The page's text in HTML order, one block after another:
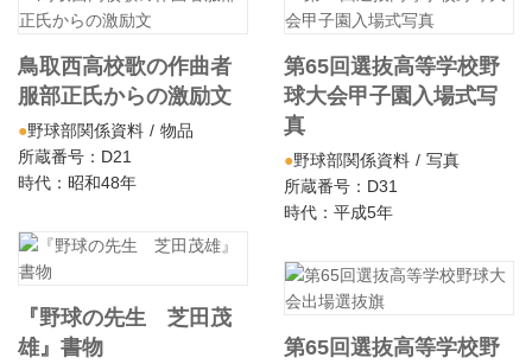
鳥取西高校歌の作曲者
服部正氏からの激励文
野球部関係資料
物品
所蔵番号：D21
時代：昭和48年
『野球の先生 芝田茂
雄』書物
第65回選抜高等学校野
球大会甲子園入場式写
真
野球部関係資料
写真
所蔵番号：D31
時代：平成5年
第65回選抜高等学校野